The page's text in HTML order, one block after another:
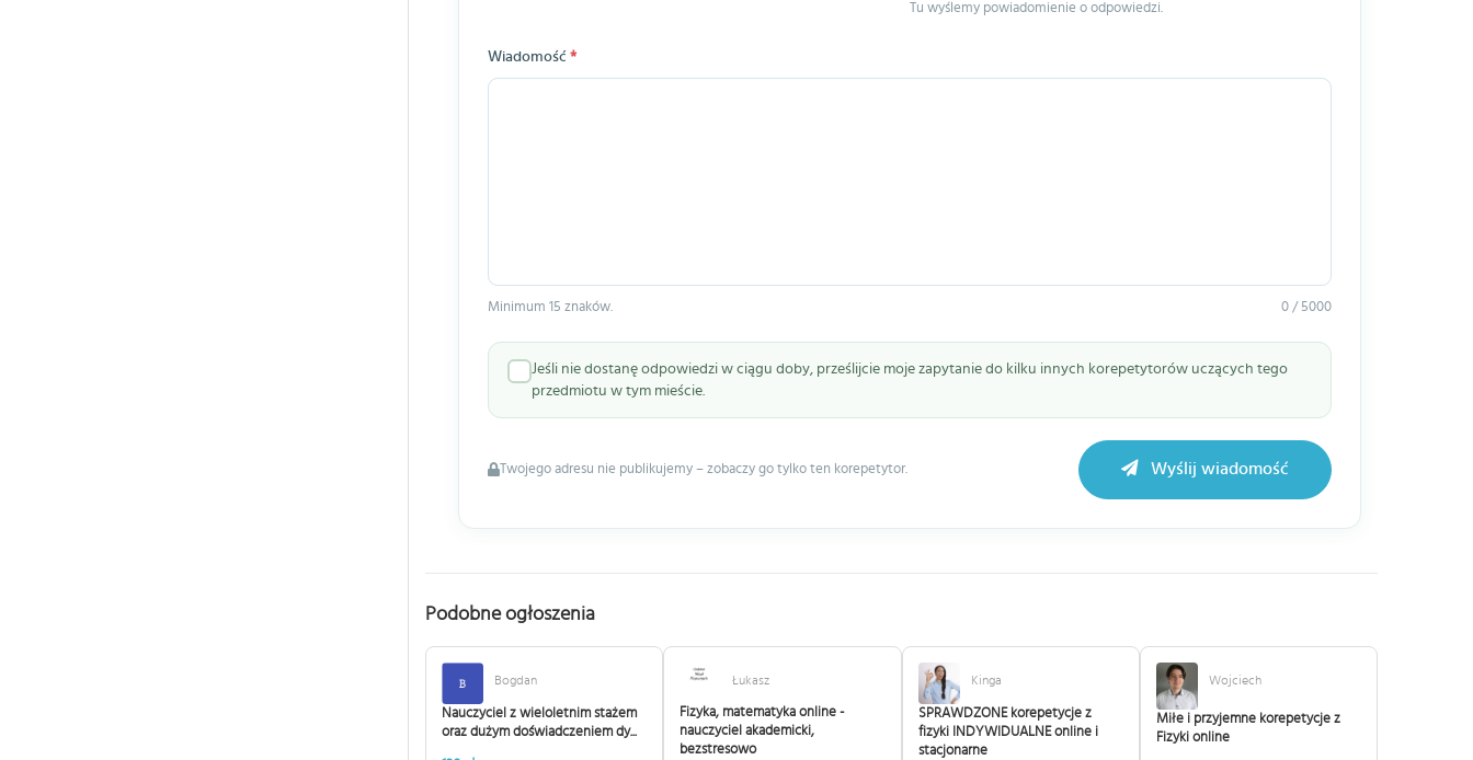
Tu wyślemy powiadomienie o odpowiedzi.
Wiadomość *
Minimum 15 znaków. 0 / 5000
Jeśli nie dostanę odpowiedzi w ciągu doby, prześlijcie moje zapytanie do kilku innych korepetytorów uczących tego
przedmiotu w tym mieście.
Twojego adresu nie publikujemy – zobaczy go tylko ten korepetytor. Wyślij wiadomość
Podobne ogłoszenia
Bogdan
Nauczyciel z wieloletnim stażem
oraz dużym doświadczeniem dy...
Łukasz
Fizyka, matematyka online -
nauczyciel akademicki,
bezstresowo
Kinga
SPRAWDZONE korepetycje z
fizyki INDYWIDUALNE online i
stacjonarne
Wojciech
Miłe i przyjemne korepetycje z
Fizyki online